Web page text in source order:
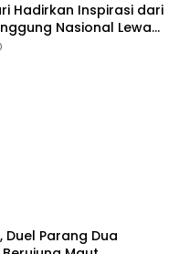
Hadirkan Inspirasi dari
Nasional Lewat
Duel Parang Dua